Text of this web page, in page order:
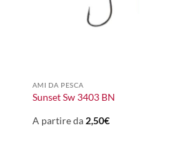
AMI DA PESCA
Sunset Sw 3403 BN
A partire da2,50€